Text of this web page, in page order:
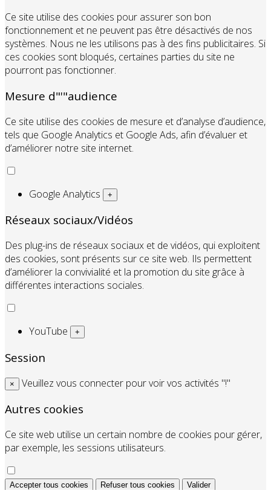
Ce site utilise des cookies pour assurer son bon
fonctionnement et ne peuvent pas être désactivés de nos
systèmes. Nous ne les utilisons pas à des fins publicitaires. Si
ces cookies sont bloqués, certaines parties du site ne
pourront pas fonctionner.
Mesure d"'"audience
Ce site utilise des cookies de mesure et d’analyse d’audience,
tels que Google Analytics et Google Ads, afin d’évaluer et
d’améliorer notre site internet.
Google Analytics +
Réseaux sociaux/Vidéos
Des plug-ins de réseaux sociaux et de vidéos, qui exploitent
des cookies, sont présents sur ce site web. Ils permettent
d’améliorer la convivialité et la promotion du site grâce à
différentes interactions sociales.
YouTube +
Session
× Veuillez vous connecter pour voir vos activités "!"
Autres cookies
Ce site web utilise un certain nombre de cookies pour gérer,
par exemple, les sessions utilisateurs.
Accepter tous cookies Refuser tous cookies Valider